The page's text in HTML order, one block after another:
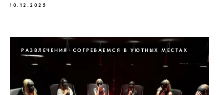
10.12.2025
РАЗВЛЕЧЕНИЯ СОГРЕВАЕМСЯ В УЮТНЫХ МЕСТАХ